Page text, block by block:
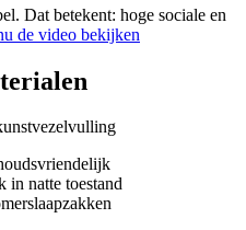
Dat betekent: hoge sociale en
de video bekijken
in natte toestand